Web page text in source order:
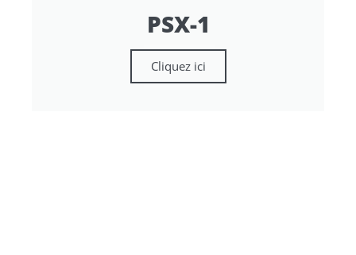
PSX-1
Cliquez ici